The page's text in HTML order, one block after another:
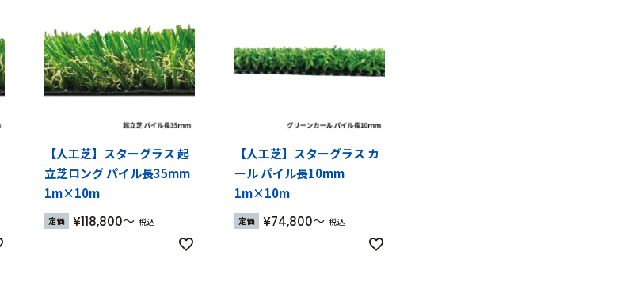
【人工芝】スターグラス 起
立芝ロング パイル長35mm
1m×10m
定価 ¥118,800 税込
【人工芝】スターグラス カ
ール パイル長10mm
1m×10m
定価 ¥74,800 税込